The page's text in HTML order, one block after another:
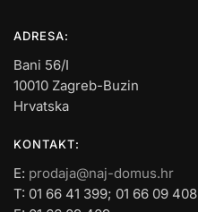
ADRESA:
Bani 56/I
10010 Zagreb-Buzin
Hrvatska
KONTAKT:
E: prodaja@naj-domus.hr
T: 01 66 41 399; 01 66 09 408